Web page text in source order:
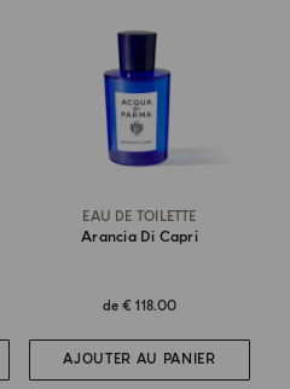
EAU DE TOILETTE
Arancia Di Capri
de€ 118.00
AJOUTER AU PANIER